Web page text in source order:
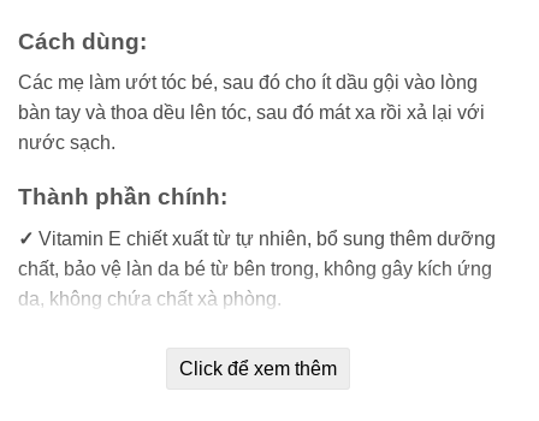
Cách dùng:
Các mẹ làm ướt tóc bé, sau đó cho ít dầu gội vào lòng
bàn tay và thoa dều lên tóc, sau đó mát xa rồi xả lại với
nước sạch.
Thành phần chính:
✓ Vitamin E chiết xuất từ tự nhiên, bổ sung thêm dưỡng
chất, bảo vệ làn da bé từ bên trong, không gây kích ứng
da, không chứa chất xà phòng.
Suave Kids 3 in 1 không cay mẳt, không gây kích ứng
Click để xem thêm